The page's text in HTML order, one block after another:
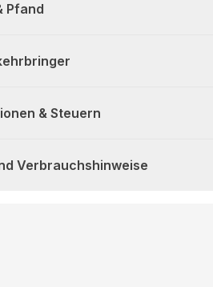
Pfand
& Steuern
Verbrauchshinweise